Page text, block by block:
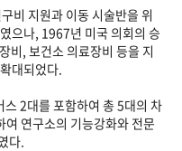
비 지원과 이동 시술반을 위
으나, 1967년 미국 의회의 승
비, 보건소 의료장비 등을 지
대되었다.
2대를 포함하여 총 5대의 차
연구소의 기능강화와 전문
다.